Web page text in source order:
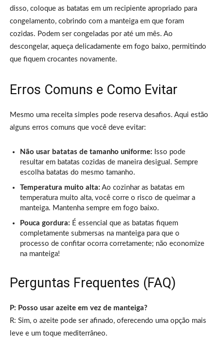
disso, coloque as batatas em um recipiente apropriado para
congelamento, cobrindo com a manteiga em que foram
cozidas. Podem ser congeladas por até um mês. Ao
descongelar, aqueça delicadamente em fogo baixo, permitindo
que fiquem crocantes novamente.
Erros Comuns e Como Evitar
Mesmo uma receita simples pode reserva desafios. Aqui estão
alguns erros comuns que você deve evitar:
Não usar batatas de tamanho uniforme: Isso pode
resultar em batatas cozidas de maneira desigual. Sempre
escolha batatas do mesmo tamanho.
Temperatura muito alta: Ao cozinhar as batatas em
temperatura muito alta, você corre o risco de queimar a
manteiga. Mantenha sempre em fogo baixo.
Pouca gordura: É essencial que as batatas fiquem
completamente submersas na manteiga para que o
processo de confitar ocorra corretamente; não economize
na manteiga!
Perguntas Frequentes (FAQ)
P: Posso usar azeite em vez de manteiga?
R: Sim, o azeite pode ser afinado, oferecendo uma opção mais
leve e um toque mediterrâneo.